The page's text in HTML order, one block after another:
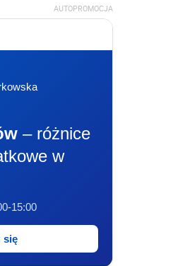
AUTOPROMOCJA
– różnice
w
15:00
się